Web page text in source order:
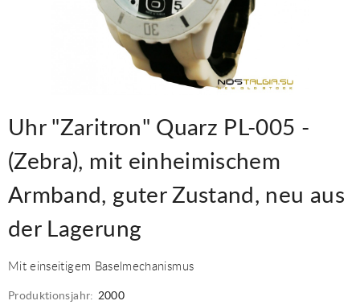
Uhr "Zaritron" Quarz PL-005 -
(Zebra), mit einheimischem
Armband, guter Zustand, neu aus
der Lagerung
Mit einseitigem Baselmechanismus
Produktionsjahr: 2000